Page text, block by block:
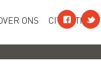
ONS CITAATTEKST